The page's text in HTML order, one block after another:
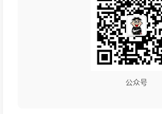
公众号